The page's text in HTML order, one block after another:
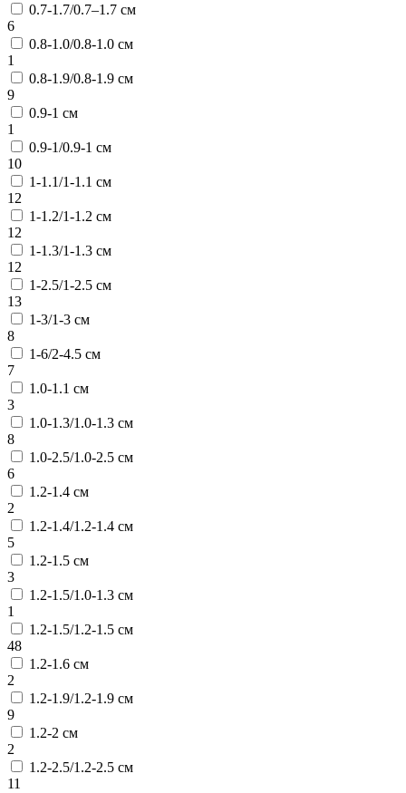
0.7-1.7/0.7–1.7 см
6
0.8-1.0/0.8-1.0 см
1
0.8-1.9/0.8-1.9 см
9
0.9-1 см
1
0.9-1/0.9-1 см
10
1-1.1/1-1.1 см
12
1-1.2/1-1.2 см
12
1-1.3/1-1.3 см
12
1-2.5/1-2.5 см
13
1-3/1-3 см
8
1-6/2-4.5 см
7
1.0-1.1 см
3
1.0-1.3/1.0-1.3 см
8
1.0-2.5/1.0-2.5 см
6
1.2-1.4 см
2
1.2-1.4/1.2-1.4 см
5
1.2-1.5 см
3
1.2-1.5/1.0-1.3 см
1
1.2-1.5/1.2-1.5 см
48
1.2-1.6 см
2
1.2-1.9/1.2-1.9 см
9
1.2-2 см
2
1.2-2.5/1.2-2.5 см
11